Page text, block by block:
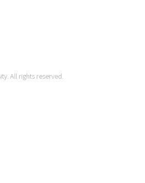
All rights reserved.